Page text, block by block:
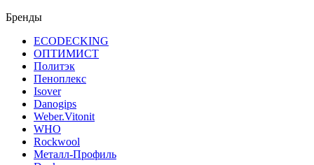
Бренды
ECODECKING
ОПТИМИСТ
Политэк
Пеноплекс
Isover
Danogips
Weber.Vitonit
WHO
Rockwool
Металл-Профиль